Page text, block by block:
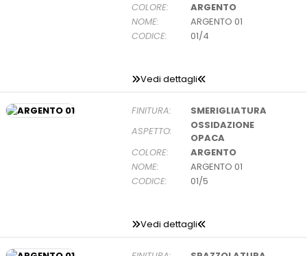
COLORE:
ARGENTO
NOME:
ARGENTO 01
CODICE:
01/4
Vedi dettagli
FINITURA:
SMERIGLIATURA
ASPETTO:
OSSIDAZIONE
OPACA
COLORE:
ARGENTO
NOME:
ARGENTO 01
CODICE:
01/5
Vedi dettagli